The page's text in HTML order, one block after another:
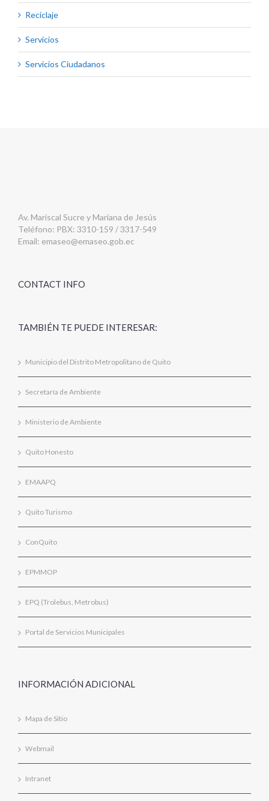
Reciclaje
Servicios
Servicios Ciudadanos
Av. Mariscal Sucre y Mariana de Jesús
Teléfono: PBX: 3310-159 / 3317-549
Email: emaseo@emaseo.gob.ec
CONTACT INFO
TAMBIÉN TE PUEDE INTERESAR:
Municipio del Distrito Metropolitano de Quito
Secretaría de Ambiente
Ministerio de Ambiente
Quito Honesto
EMAAPQ
Quito Turismo
ConQuito
EPMMOP
EPQ (Trolebus, Metrobus)
Portal de Servicios Municipales
INFORMACIÓN ADICIONAL
Mapa de Sitio
Webmail
Intranet